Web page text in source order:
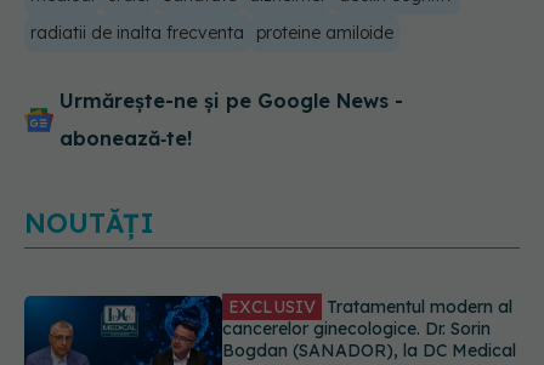
radiatii de inalta frecventa
proteine amiloide
Urmărește-ne și pe Google News -
abonează‑te!
NOUTĂȚI
Pepenele roșu sau cel galben: care
crește glicemia mai repede.
Răspunsul unui medic diabetolog